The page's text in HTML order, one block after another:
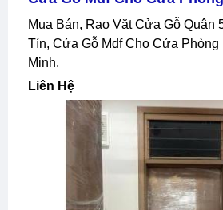
Mua Bán, Rao Vặt Cửa Gỗ Quận 5 Hồ Chí Minh Uy
Tín, Cửa Gỗ Mdf Cho Cửa Phòng
Minh.
Liên Hệ